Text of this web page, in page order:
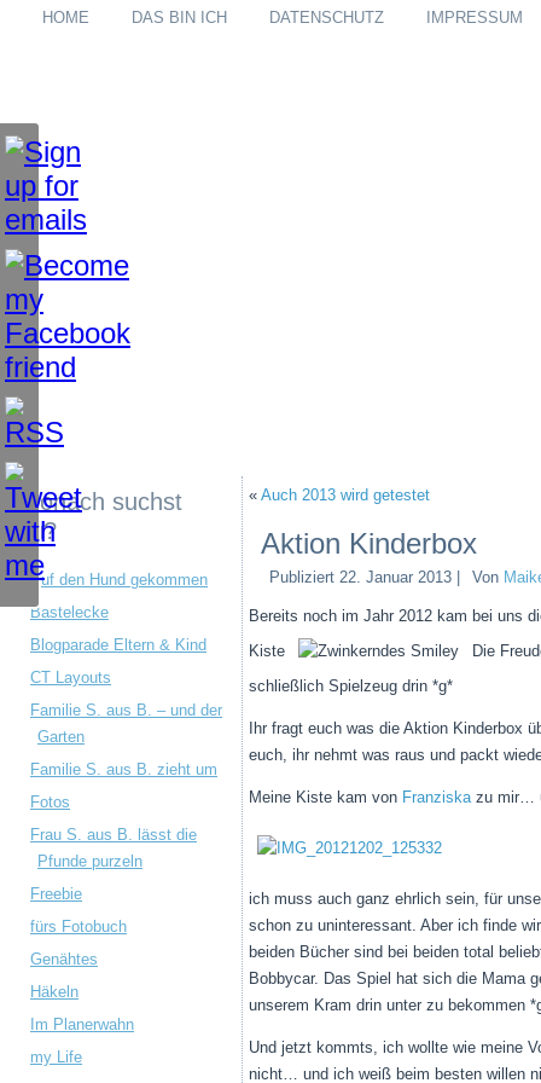
HOME DAS BIN ICH DATENSCHUTZ IMPRESSUM
Wonach suchst
du?
Auf den Hund gekommen
Bastelecke
Blogparade Eltern & Kind
CT Layouts
Familie S. aus B. – und der
Garten
Familie S. aus B. zieht um
Fotos
Frau S. aus B. lässt die
Pfunde purzeln
Freebie
fürs Fotobuch
Genähtes
Häkeln
Im Planerwahn
my Life
« Auch 2013 wird getestet
Aktion Kinderbox
Publiziert 22. Januar 2013 Von
Bereits noch im Jahr 2012 kam bei uns
Kiste
Die
schließlich Spielzeug drin *g*
Ihr fragt euch was die Aktion Kinderbox
euch, ihr nehmt was raus und packt
Meine Kiste kam von Franziskazu mir…
ich muss auch ganz ehrlich sein, für
schon zu uninteressant. Aber ich finde
beiden Bücher sind bei beiden total
Bobbycar. Das Spiel hat sich die Mama
unserem Kram drin unter zu bekommen
Und jetzt kommts, ich wollte wie meine
nicht… und ich weiß beim besten willen